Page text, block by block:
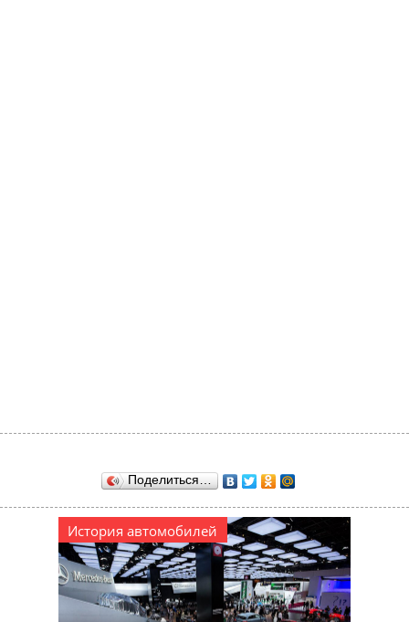
Поделиться…
История автомобилей